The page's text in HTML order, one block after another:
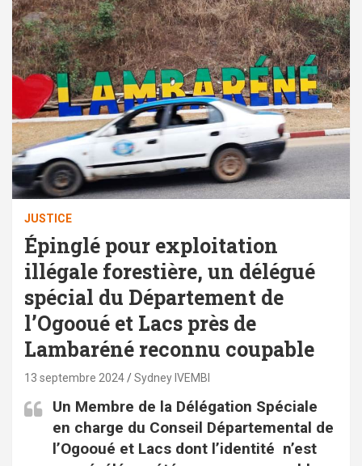
JUSTICE
Épinglé pour exploitation
illégale forestière, un délégué
spécial du Département de
l’Ogooué et Lacs près de
Lambaréné reconnu coupable
13 septembre 2024 Sydney IVEMBI
Un Membre de la Délégation Spéciale
en charge du Conseil Départemental de
l’Ogooué et Lacs dont l’identité n’est